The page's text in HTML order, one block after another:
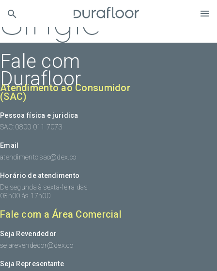
Single
Fale com
Durafloor
Atendimento ao Consumidor
(SAC)
Pessoa física e juridica
SAC: 0800 011 7073
Email
atendimento.sac@dex.co
Horário de atendimento
De segunda à sexta-feira das
08h00 às 17h00
Fale com a Área Comercial
Seja Revendedor
sejarevendedor@dex.co
Seja Representante